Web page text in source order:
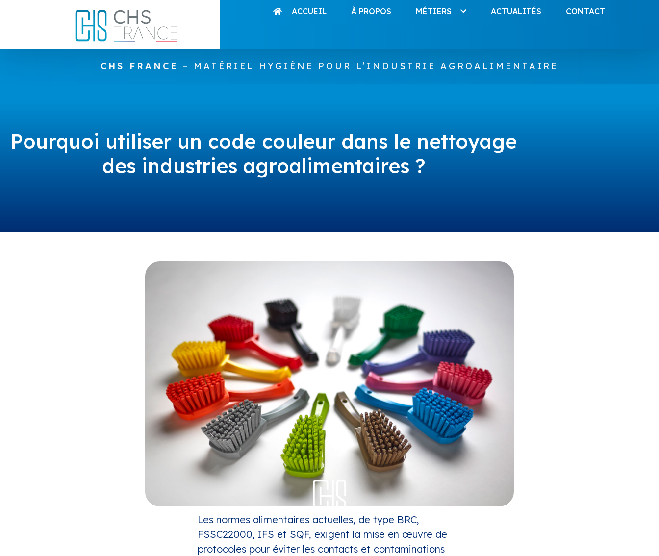
ACCUEIL À PROPOS MÉTIERS ACTUALITÉS CONTACT
CHS FRANCE – MATÉRIEL HYGIÈNE POUR L’INDUSTRIE AGROALIMENTAIRE
Pourquoi utiliser un code couleur dans le nettoyage
des industries agroalimentaires ?
Les normes alimentaires actuelles, de type BRC,
FSSC22000, IFS et SQF, exigent la mise en œuvre de
protocoles pour éviter les contacts et contaminations